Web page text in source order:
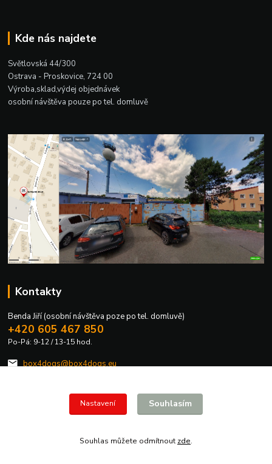
Kde nás najdete
Světlovská 44/300
Ostrava - Proskovice, 724 00
Výroba,sklad,výdej objednávek
osobní návštěva pouze po tel. domluvě
Kontakty
Benda Jiří (osobní návštěva poze po tel. domluvě)
+420 605 467 850
Po-Pá: 9-12 / 13-15 hod.
box4dogs@box4dogs.eu
Nastavení Souhlasím
Souhlas můžete odmítnout zde.